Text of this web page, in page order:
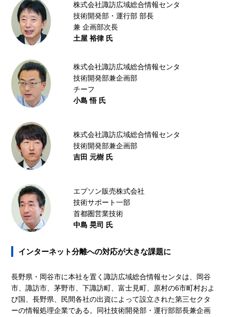
株式会社諏訪広域総合情報センタ
技術開発部・運行部 部長
兼 企画部次長
土屋 裕律 氏
株式会社諏訪広域総合情報センタ
技術開発部兼企画部
チーフ
小島 悟 氏
株式会社諏訪広域総合情報センタ
技術開発部兼企画部
吉田 元樹 氏
エプソン販売株式会社
技術サポート一部
首都圏営業技術
中島 晃司 氏
インターネット分離への対応が大きな課題に
長野県・岡谷市に本社を置く諏訪広域総合情報センタは、岡谷
市、諏訪市、茅野市、下諏訪町、富士見町、原村の6市町村およ
び国、長野県、民間各社の出資によって設立された第三セクタ
ーの情報処理企業である。同社技術開発部・運行部部長兼企画